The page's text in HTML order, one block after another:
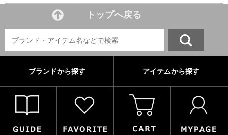
トップへ戻る
ブランドから探す アイテムから探す